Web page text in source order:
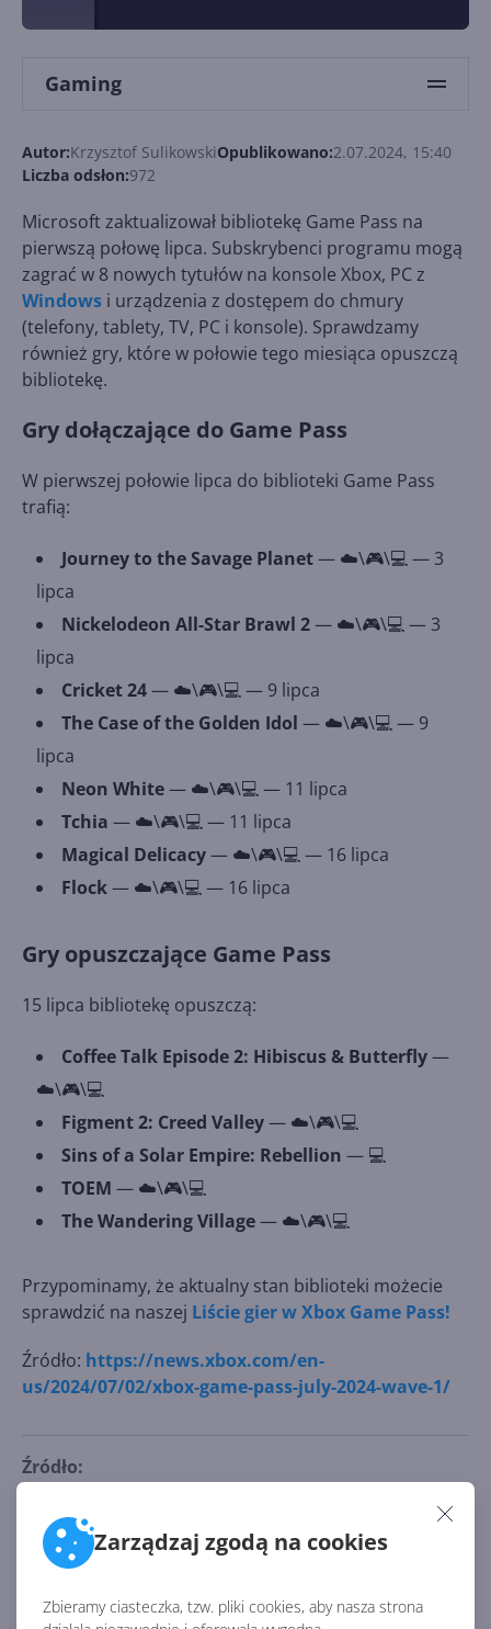
Zarządzaj zgodą na cookies
Zbieramy ciasteczka, tzw. pliki cookies, aby nasza strona
Gaming
Autor:Krzysztof SulikowskiOpublikowano:2.07.2024, 15:40
Liczba odsłon:972
Microsoft zaktualizował bibliotekę Game Pass na
pierwszą połowę lipca. Subskrybenci programu mogą
zagrać w 8 nowych tytułów na konsole Xbox, PC z
Windows i urządzenia z dostępem do chmury
(telefony, tablety, TV, PC i konsole). Sprawdzamy
również gry, które w połowie tego miesiąca opuszczą
bibliotekę.
Gry dołączające do Game Pass
W pierwszej połowie lipca do biblioteki Game Pass
trafią:
Journey to the Savage Planet— ☁️\🎮\💻 — 3
lipca
Nickelodeon All-Star Brawl 2— ☁️\🎮\💻 — 3
lipca
Cricket 24— ☁️\🎮\💻 — 9 lipca
The Case of the Golden Idol — ☁️\🎮\💻 — 9
lipca
Neon White— ☁️\🎮\💻 — 11 lipca
Tchia — ☁️\🎮\💻 — 11 lipca
Magical Delicacy— ☁️\🎮\💻 — 16 lipca
Flock— ☁️\🎮\💻 — 16 lipca
Gry opuszczające Game Pass
15 lipca bibliotekę opuszczą:
Coffee Talk Episode 2: Hibiscus & Butterfly—
☁️\🎮\💻
Figment 2: Creed Valley— ☁️\🎮\💻
Sins of a Solar Empire: Rebellion — 💻
TOEM — ☁️\🎮\💻
The Wandering Village— ☁️\🎮\💻
Przypominamy, że aktualny stan biblioteki możecie
sprawdzić na naszej Liście gier w Xbox Game Pass!
Źródło: https://news.xbox.com/en-
us/2024/07/02/xbox-game-pass-july-2024-wave-1/
Źródło:
pass-july-2024-wave-1/
XBOX